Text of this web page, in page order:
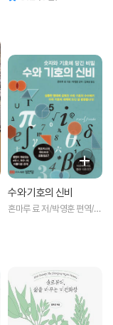
수와 기호의 신비
혼마루 료 저/박영훈 편역/김